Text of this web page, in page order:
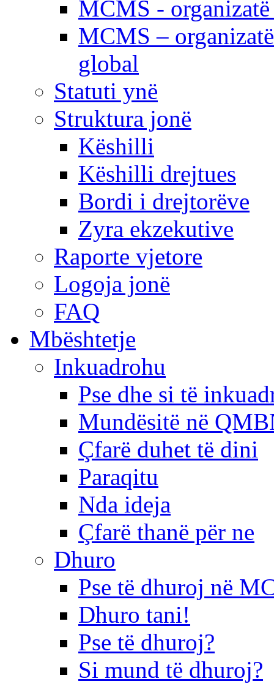
MCMS -
MCMS –
global
Statuti ynë
Struktura jonë
Këshilli
Këshilli drejtues
Bordi i drejtorëve
Zyra ekzekutive
Raporte vjetore
Logoja jonë
FAQ
Mbështetje
Inkuadrohu
Pse dhe si të
Mundësitë në
Çfarë duhet të dini
Paraqitu
Nda ideja
Çfarë thanë për ne
Dhuro
Pse të dhuroj në
Dhuro tani!
Pse të dhuroj?
Si mund të dhuroj?